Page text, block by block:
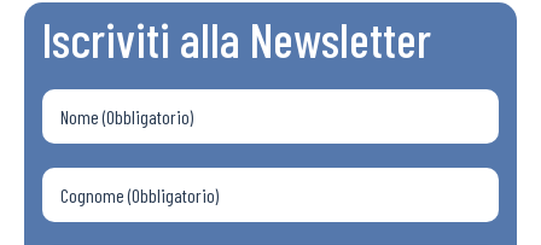
Iscriviti alla Newsletter